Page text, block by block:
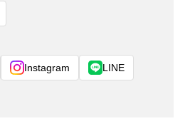
Instagram LINE